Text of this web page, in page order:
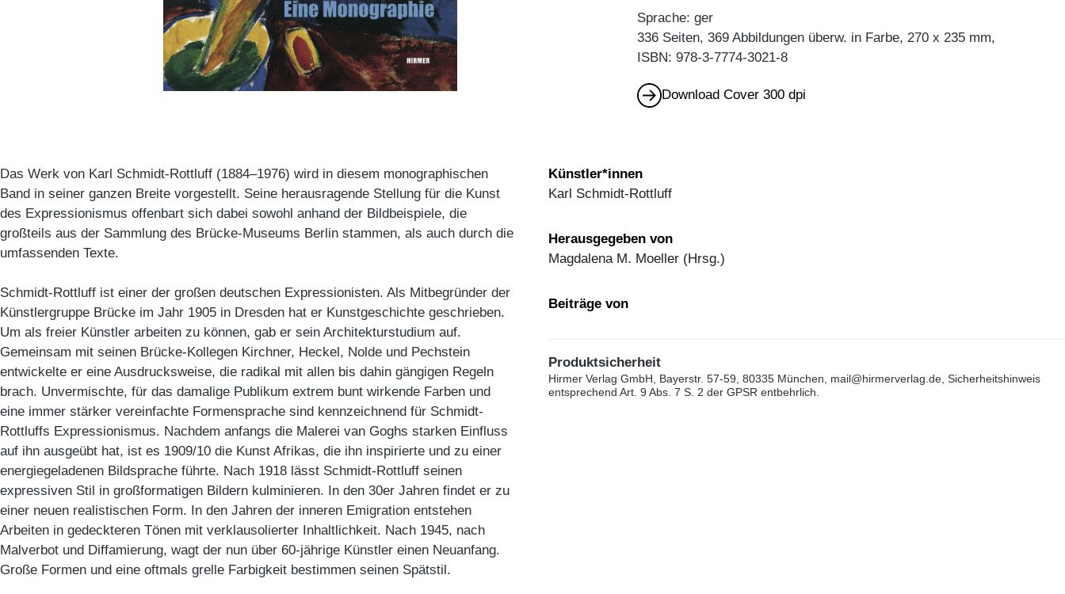
Sprache: ger
336 Seiten, 369 Abbildungen überw. in Farbe, 270 x 235 mm,
ISBN: 978-3-7774-3021-8
Download Cover 300 dpi
Das Werk von Karl Schmidt-Rottluff (1884–1976) wird in diesem monographischen
Band in seiner ganzen Breite vorgestellt. Seine herausragende Stellung für die Kunst
des Expressionismus offenbart sich dabei sowohl anhand der Bildbeispiele, die
großteils aus der Sammlung des Brücke-Museums Berlin stammen, als auch durch die
umfassenden Texte.
Schmidt-Rottluff ist einer der großen deutschen Expressionisten. Als Mitbegründer der
Künstlergruppe Brücke im Jahr 1905 in Dresden hat er Kunstgeschichte geschrieben.
Um als freier Künstler arbeiten zu können, gab er sein Architekturstudium auf.
Gemeinsam mit seinen Brücke-Kollegen Kirchner, Heckel, Nolde und Pechstein
entwickelte er eine Ausdrucksweise, die radikal mit allen bis dahin gängigen Regeln
brach. Unvermischte, für das damalige Publikum extrem bunt wirkende Farben und
eine immer stärker vereinfachte Formensprache sind kennzeichnend für Schmidt-
Rottluffs Expressionismus. Nachdem anfangs die Malerei van Goghs starken Einfluss
auf ihn ausgeübt hat, ist es 1909/10 die Kunst Afrikas, die ihn inspirierte und zu einer
energiegeladenen Bildsprache führte. Nach 1918 lässt Schmidt-Rottluff seinen
expressiven Stil in großformatigen Bildern kulminieren. In den 30er Jahren findet er zu
einer neuen realistischen Form. In den Jahren der inneren Emigration entstehen
Arbeiten in gedeckteren Tönen mit verklausolierter Inhaltlichkeit. Nach 1945, nach
Malverbot und Diffamierung, wagt der nun über 60-jährige Künstler einen Neuanfang.
Große Formen und eine oftmals grelle Farbigkeit bestimmen seinen Spätstil.
Künstler*innen
Karl Schmidt-Rottluff
Herausgegeben von
Magdalena M. Moeller (Hrsg.)
Beiträge von
Produktsicherheit
Hirmer Verlag GmbH, Bayerstr. 57-59, 80335 München, mail@hirmerverlag.de, Sicherheitshinweis
entsprechend Art. 9 Abs. 7 S. 2 der GPSR entbehrlich.